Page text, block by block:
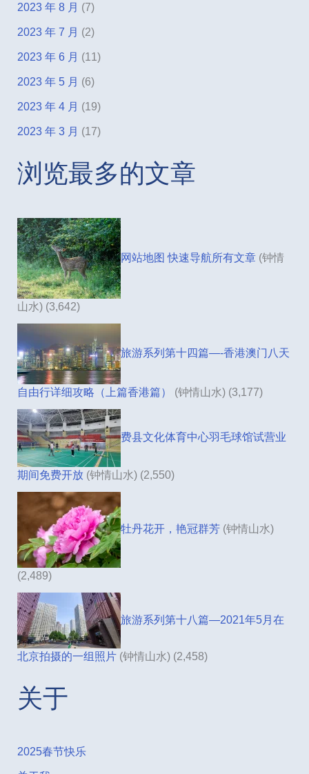
2023 年 8 月 (7)
2023 年 7 月 (2)
2023 年 6 月 (11)
2023 年 5 月 (6)
2023 年 4 月 (19)
2023 年 3 月 (17)
浏览最多的文章
网站地图 快速导航所有文章 (钟情
山水) (3,642)
旅游系列第十四篇—-香港澳门八天
自由行详细攻略（上篇香港篇） (钟情山水) (3,177)
费县文化体育中心羽毛球馆试营业
期间免费开放 (钟情山水) (2,550)
牡丹花开，艳冠群芳 (钟情山水)
(2,489)
旅游系列第十八篇—2021年5月在
北京拍摄的一组照片 (钟情山水) (2,458)
关于
2025春节快乐